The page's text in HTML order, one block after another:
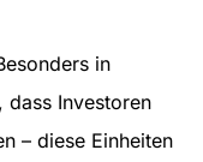
in
dass Investoren
– diese Einheiten